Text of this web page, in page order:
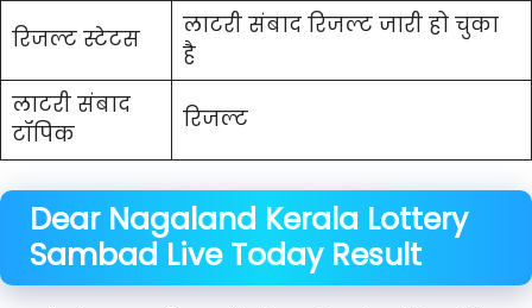
रिजल्ट स्टेटस
लाटरी संबाद रिजल्ट जारी हो चुका
है
लाटरी संबाद
टॉपिक
रिजल्ट
Dear Nagaland Kerala Lottery
Sambad Live Today Result